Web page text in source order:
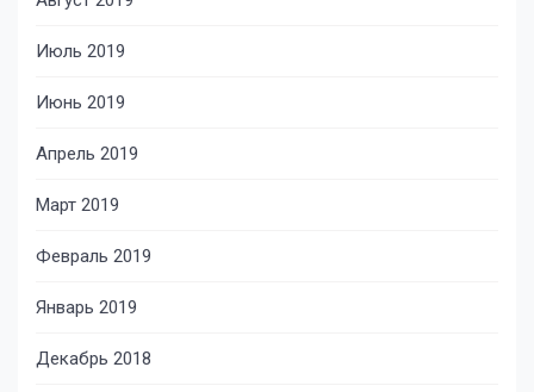
Июль 2019
Июнь 2019
Апрель 2019
Март 2019
Февраль 2019
Январь 2019
Декабрь 2018